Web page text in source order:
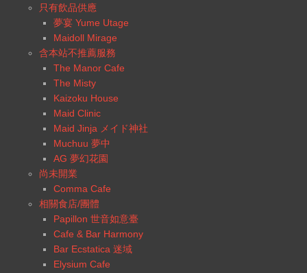
只有飲品供應
夢宴 Yume Utage
Maidoll Mirage
含本站不推薦服務
The Manor Cafe
The Misty
Kaizoku House
Maid Clinic
Maid Jinja メイド神社
Muchuu 夢中
AG 夢幻花園
尚未開業
Comma Cafe
相關食店/團體
Papillon 世音如意臺
Cafe & Bar Harmony
Bar Ecstatica 迷域
Elysium Cafe